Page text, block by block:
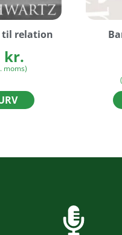
relation
kr.
moms)
(